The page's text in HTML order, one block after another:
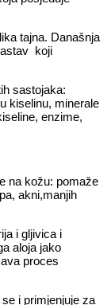
tajna. Današnja
koji
sastojaka:
kiselinu, minerale
enzime,
na kožu: pomaže
akni,manjih
i gljivica i
aloja jako
proces
i primjenjuje za